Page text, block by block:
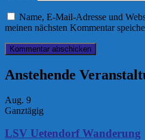
Name, E-Mail-Adresse und
meinen nächsten Kommentar
Anstehende
Aug. 9
Ganztägig
LSV Uetendorf Wanderung